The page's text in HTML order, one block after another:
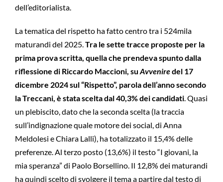
dell’editorialista.
La tematica del rispetto ha fatto centro tra i 524mila
maturandi del 2025.Tra le sette tracce proposte per la
prima prova scritta, quella che prendeva spunto dalla
riflessione di Riccardo Maccioni, su Avveniredel 17
dicembre 2024 sul “Rispetto”, parola dell’anno secondo
la Treccani, è stata scelta dal 40,3% dei candidati. Quasi
un plebiscito, dato che la seconda scelta (la traccia
sull’indignazione quale motore dei social, di Anna
Meldolesi e Chiara Lalli), ha totalizzato il 15,4% delle
preferenze. Al terzo posto (13,6%) il testo “I giovani, la
mia speranza” di Paolo Borsellino. Il 12,8% dei maturandi
ha quindi scelto di svolgere il tema a partire dal testo di